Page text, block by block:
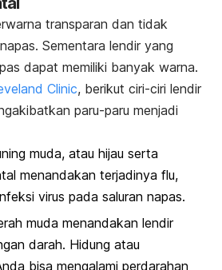
transparan dan tidak
Sementara lendir yang
dapat memiliki banyak warna.
Clinic, berikut ciri-ciri lendir
paru-paru menjadi
muda, atau hijau serta
menandakan terjadinya flu,
virus pada saluran napas.
muda menandakan lendir
darah. Hidung atau
bisa mengalami perdarahan